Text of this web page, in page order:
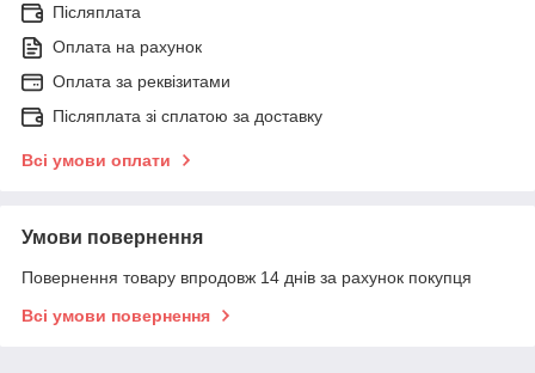
Післяплата
Оплата на рахунок
Оплата за реквізитами
Післяплата зі сплатою за доставку
Всі умови оплати
Умови повернення
Повернення товару впродовж 14 днів за рахунок покупця
Всі умови повернення